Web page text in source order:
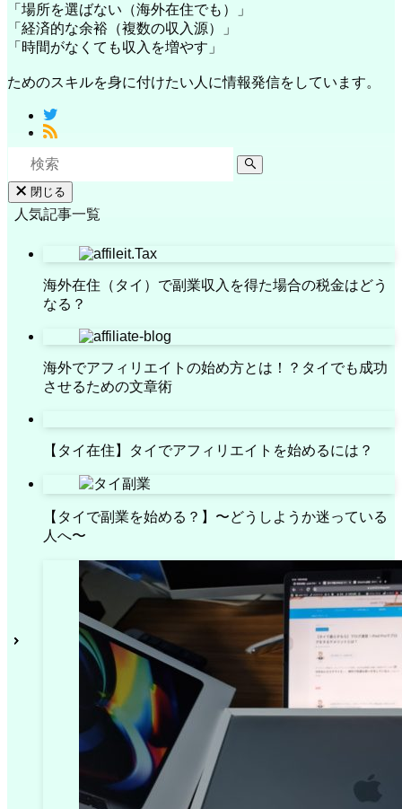
「場所を選ばない（海外在住でも）」
「経済的な余裕（複数の収入源）」
「時間がなくても収入を増やす」
ためのスキルを身に付けたい人に情報発信をしています。
人気記事一覧
海外在住（タイ）で副業収入を得た場合の税金はどう
なる？
海外でアフィリエイトの始め方とは！？タイでも成功
させるための文章術
【タイ在住】タイでアフィリエイトを始めるには？
【タイで副業を始める？】〜どうしようか迷っている
人へ〜
閉じる